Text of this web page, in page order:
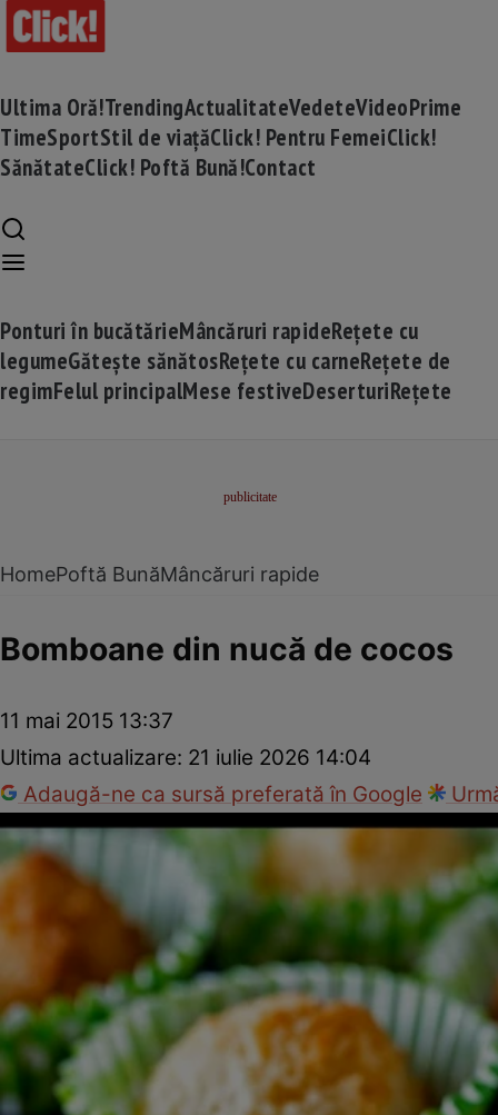
Ultima Oră!TrendingActualitateVedeteVideoPrime
TimeSportStil de viațăClick! Pentru FemeiClick!
SănătateClick! Poftă Bună!Contact
Ponturi în bucătărieMâncăruri rapideRețete cu
legumeGătește sănătosRețete cu carneRețete de
regimFelul principalMese festiveDeserturiRețete
HomePoftă BunăMâncăruri rapide
Bomboane din nucă de cocos
11 mai 2015 13:37
Ultima actualizare: 21 iulie 2026 14:04
Adaugă-ne ca sursă preferată în Google